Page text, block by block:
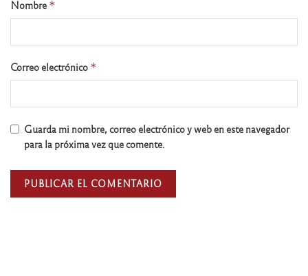
Nombre *
Correo electrónico *
Guarda mi nombre, correo electrónico y web en este navegador
para la próxima vez que comente.